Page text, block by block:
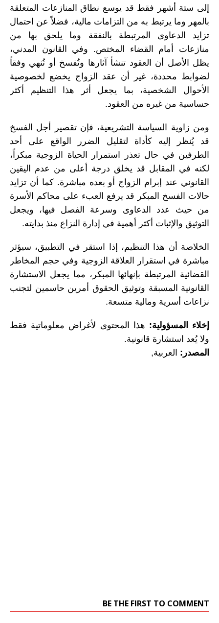
إلى ستة أشهر فقط قد يوسع نطاق المنازعات المتعلقة
بالمهر وما يرتبط به من التزامات مالية، فضلاً عن احتمال
تزايد الدعاوى المرتبطة بالنفقة وما يلحق بها من
منازعات أمام القضاء المختص. وفي القانون المدني،
يظل الأصل أن العقود تنشأ آثارها وتُفسخ أو تُنهي وفقاً
لضوابط محددة، غير أن عقد الزواج يخضع لخصوصية
الأحوال الشخصية، بما يجعل أثر هذا التنظيم أكثر
حساسية من غيره من العقود.
ومن زاوية السياسة التشريعية، فإن تقصير أجل الفسخ
قد يُنظر إليه كأداة لتقليل الضرر الواقع على أحد
الطرفين في حال تعذر استمرار الحياة الزوجية مبكراً،
لكنه في المقابل قد يخلق درجة أعلى من عدم اليقين
القانوني عند إبرام الزواج أو بعده مباشرة. كما أن تزايد
حالات الفسخ المبكر قد يرفع العبء على محاكم الأسرة
من حيث عدد الدعاوى وسرعة الفصل فيها، ويجعل
التوثيق والإثبات أكثر أهمية في إدارة النزاع منذ بدايته.
الخلاصة أن هذا التنظيم، إذا استقر في التطبيق، سيؤثر
مباشرة في استقرار العلاقة الزوجية وفي حجم المخاطر
القضائية المرتبطة بإنهائها المبكر، مما يجعل الاستشارة
القانونية المسبقة وتوثيق الحقوق أمرين حاسمين لتجنب
نزاعات أسرية ومالية متسعة.
إخلاء المسؤولية: هذا المحتوى لأغراض معلوماتية فقط
ولا يُعد استشارة قانونية.
المصدر: العربية,
BE THE FIRST TO COMMENT